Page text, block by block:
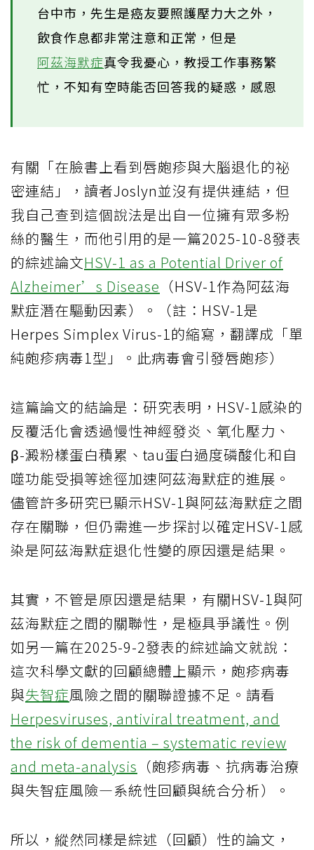
台中市，先生是癌友要照護壓力大之外，
飲食作息都非常注意和正常，但是
阿茲海默症真令我憂心，教授工作事務繁
忙，不知有空時能否回答我的疑惑，感恩
有關「在臉書上看到唇皰疹與大腦退化的祕
密連結」，讀者Joslyn並沒有提供連結，但
我自己查到這個說法是出自一位擁有眾多粉
絲的醫生，而他引用的是一篇2025-10-8發表
的綜述論文HSV-1 as a Potential Driver of
Alzheimer’s Disease （HSV-1作為阿茲海
默症潛在驅動因素）。（註：HSV-1是
Herpes Simplex Virus-1的縮寫，翻譯成「單
純皰疹病毒1型」。此病毒會引發唇皰疹）
這篇論文的結論是：研究表明，HSV-1感染的
反覆活化會透過慢性神經發炎、氧化壓力、
β-澱粉樣蛋白積累、tau蛋白過度磷酸化和自
噬功能受損等途徑加速阿茲海默症的進展。
儘管許多研究已顯示HSV-1與阿茲海默症之間
存在關聯，但仍需進一步探討以確定HSV-1感
染是阿茲海默症退化性變的原因還是結果。
其實，不管是原因還是結果，有關HSV-1與阿
茲海默症之間的關聯性，是極具爭議性。例
如另一篇在2025-9-2發表的綜述論文就說：
這次科學文獻的回顧總體上顯示，皰疹病毒
與失智症風險之間的關聯證據不足。請看
Herpesviruses, antiviral treatment, and
the risk of dementia – systematic review
and meta-analysis （皰疹病毒、抗病毒治療
與失智症風險—系統性回顧與統合分析）。
所以，縱然同樣是綜述（回顧）性的論文，